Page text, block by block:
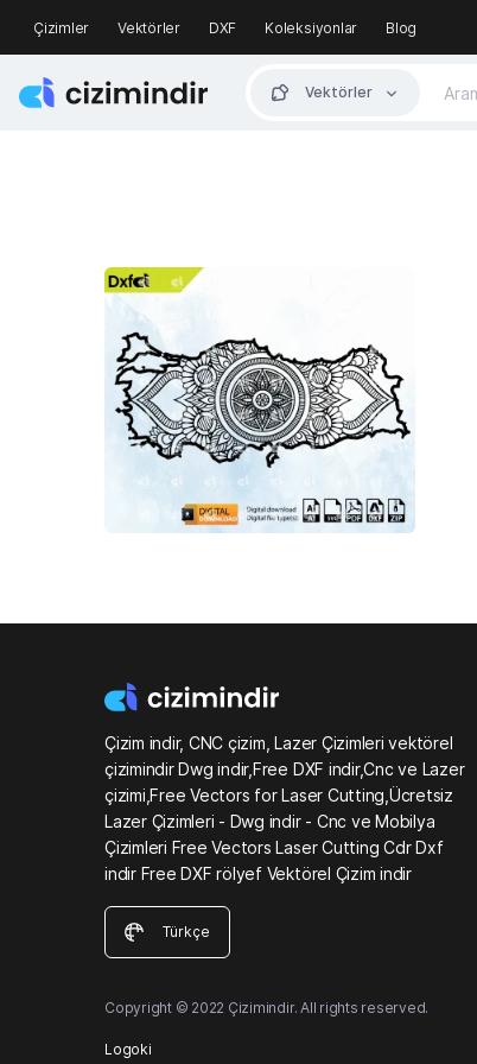
Çizimler Vektörler DXF Koleksiyonlar Blog
Vektörler
Çizim indir, CNC çizim, Lazer Çizimleri vektörel
çizimindir Dwg indir,Free DXF indir,Cnc ve Lazer
çizimi,Free Vectors for Laser Cutting,Ücretsiz
Lazer Çizimleri - Dwg indir - Cnc ve Mobilya
Çizimleri Free Vectors Laser Cutting Cdr Dxf
indir Free DXF rölyef Vektörel Çizim indir
Türkçe
Copyright © 2022 Çizimindir. All rights reserved.
Logoki